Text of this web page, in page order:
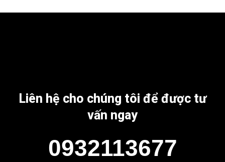
Liên hệ cho chúng tôi để được tư
vấn ngay
0932113677